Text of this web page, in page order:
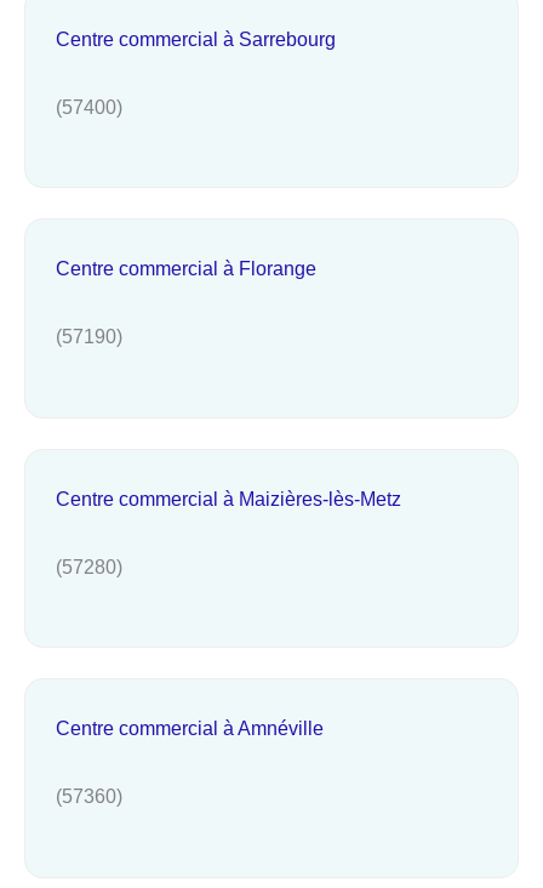
Centre commercial à Sarrebourg
(57400)
Centre commercial à Florange
(57190)
Centre commercial à Maizières-lès-Metz
(57280)
Centre commercial à Amnéville
(57360)